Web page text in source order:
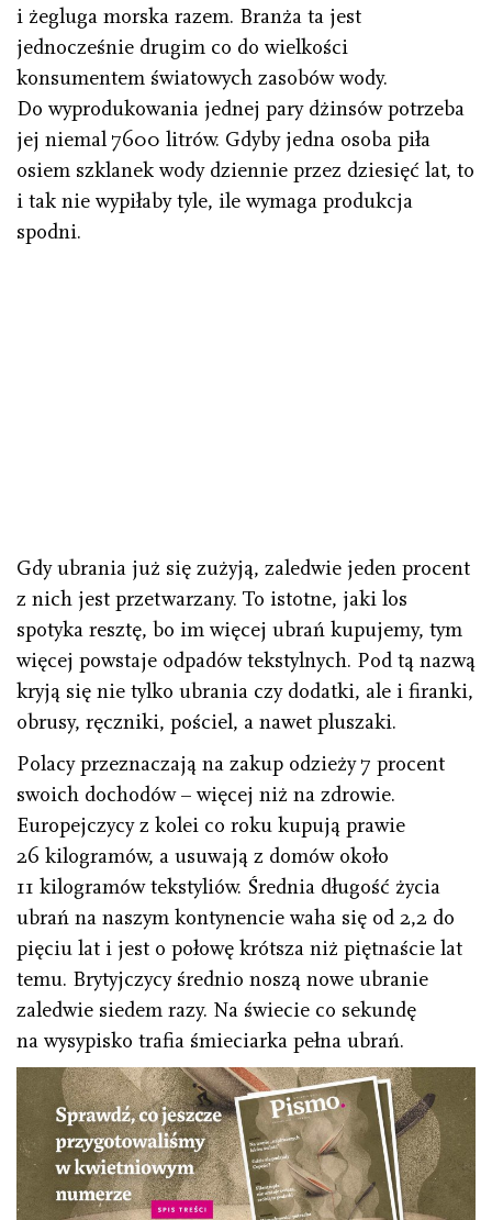
i żegluga morska razem. Branża ta jest
jednocześnie drugim co do wielkości
konsumentem światowych zasobów wody.
Do wyprodukowania jednej pary dżinsów potrzeba
jej niemal 7600 litrów. Gdyby jedna osoba piła
osiem szklanek wody dziennie przez dziesięć lat, to
i tak nie wypiłaby tyle, ile wymaga produkcja
spodni.
Gdy ubrania już się zużyją, zaledwie jeden procent
z nich jest przetwarzany. To istotne, jaki los
spotyka resztę, bo im więcej ubrań kupujemy, tym
więcej powstaje odpadów tekstylnych. Pod tą nazwą
kryją się nie tylko ubrania czy dodatki, ale i firanki,
obrusy, ręczniki, pościel, a nawet pluszaki.
Polacy przeznaczają na zakup odzieży 7 procent
swoich dochodów – więcej niż na zdrowie.
Europejczycy z kolei co roku kupują prawie
26 kilogramów, a usuwają z domów około
11 kilogramów tekstyliów. Średnia długość życia
ubrań na naszym kontynencie waha się od 2,2 do
pięciu lat i jest o połowę krótsza niż piętnaście lat
temu. Brytyjczycy średnio noszą nowe ubranie
zaledwie siedem razy. Na świecie co sekundę
na wysypisko trafia śmieciarka pełna ubrań.